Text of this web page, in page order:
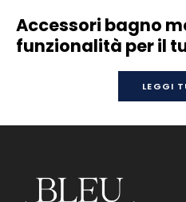
Accessori bagno
funzionalità per il
LEGGI